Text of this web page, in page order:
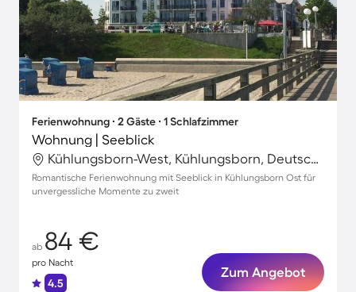
Ferienwohnung ∙ 2 Gäste ∙ 1 Schlafzimmer
Wohnung | Seeblick
Kühlungsborn-West, Kühlungsborn, Deutschland
Romantische Ferienwohnung mit Seeblick in Kühlungsborn Ost für
unvergessliche Momente zu zweit
ab 84 €
pro Nacht
4.5
Zum Angebot